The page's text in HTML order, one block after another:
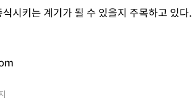
시키는 계기가 될 수 있을지 주목하고 있다.